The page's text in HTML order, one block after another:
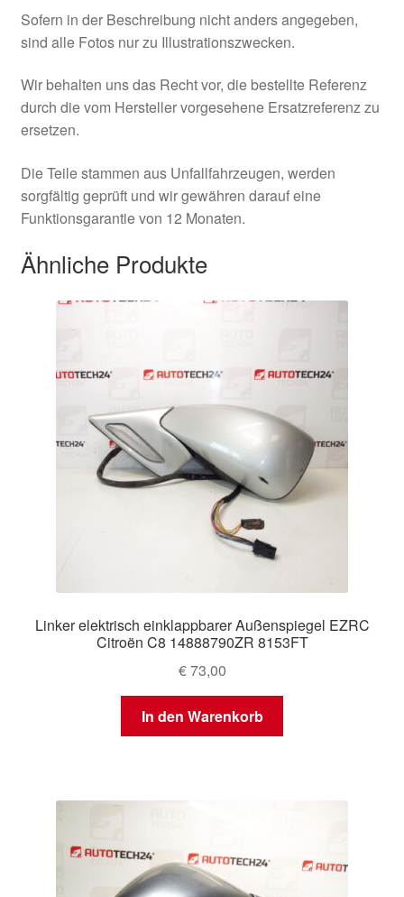
Sofern in der Beschreibung nicht anders angegeben,
sind alle Fotos nur zu Illustrationszwecken.
Wir behalten uns das Recht vor, die bestellte Referenz
durch die vom Hersteller vorgesehene Ersatzreferenz zu
ersetzen.
Die Teile stammen aus Unfallfahrzeugen, werden
sorgfältig geprüft und wir gewähren darauf eine
Funktionsgarantie von 12 Monaten.
Ähnliche Produkte
Linker elektrisch einklappbarer Außenspiegel EZRC
Citroën C8 14888790ZR 8153FT
€73,00
In den Warenkorb